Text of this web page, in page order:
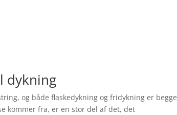
dykning
og både flaskedykning og fridykning er begge
kommer fra, er en stor del af det, det